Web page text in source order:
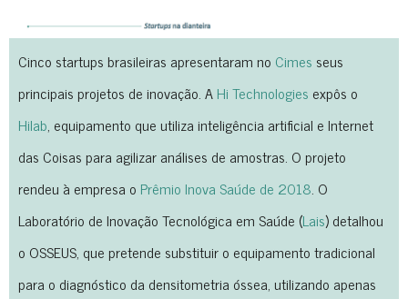
Cinco startups brasileiras apresentaram no Cimes seus
principais projetos de inovação. AHi Technologies expôs o
Hilab, equipamento que utiliza inteligência artificial e Internet
das Coisas para agilizar análises de amostras. O projeto
rendeu à empresa o Prêmio Inova Saúde de 2018. O
Laboratório de Inovação Tecnológica em Saúde (Lais) detalhou
o OSSEUS, que pretende substituir o equipamento tradicional
para o diagnóstico da densitometria óssea, utilizando apenas